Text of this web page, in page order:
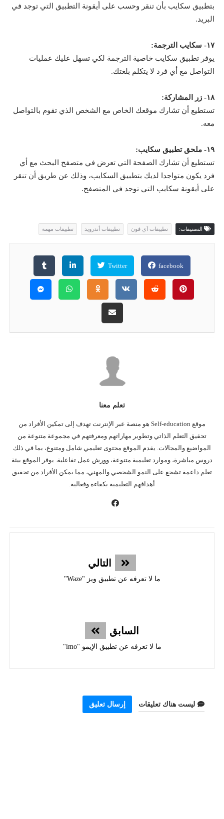
بتطبيق سكايب بأن تنقر وحسب على أيقونة التطبيق التي توجد في
البريد.
١٧- سكايب الترجمة:
يوفر تطبيق سكايب خاصية الترجمة لكي تسهل عليك عمليات
التواصل مع أي فرد لا يتكلم بلغتك.
١٨- زر المشاركة:
تستطيع أن تشارك موقعك الخاص مع الشخص الذي تقوم بالتواصل
معه.
١٩- ملحق تطبيق سكايب:
تستطيع أن تشارك الصفحة التي تعرض في متصفح البحث مع أي
فرد يكون متواجدا لديك بتطبيق السكايب، وذلك عن طريق أن تنقر
على أيقونة سكايب التي توجد في المتصفح.
التصنيفات: تطبيقات آي فون تطبيقات أندرويد تطبيقات مهمة
facebook
Twitter
تعلم معنا
موقع Self-education هو منصة عبر الإنترنت تهدف إلى تمكين الأفراد من
تحقيق التعلم الذاتي وتطوير مهاراتهم ومعرفتهم في مجموعة متنوعة من
المواضيع والمجالات. يقدم الموقع محتوى تعليمي شامل ومتنوع، بما في ذلك
دروس مباشرة، وموارد تعليمية متنوعة، وورش عمل تفاعلية. يوفر الموقع بيئة
تعلم داعمة تشجع على النمو الشخصي والمهني، مما يمكن الأفراد من تحقيق
أهدافهم التعليمية بكفاءة وفعالية.
التالي
ما لا تعرفه عن تطبيق ويز "Waze"
السابق
ما لا تعرفه عن تطبيق الإيمو "imo"
ليست هناك تعليقات إرسال تعليق